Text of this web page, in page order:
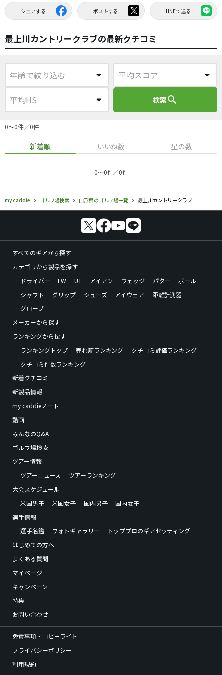
シェアする ポストする LINEで送る
最上川カントリークラブの最新クチコミ
検索search
0〜0件／0件
新着順 いいね数 星の数
0〜0件／0件
my caddie ゴルフ場検索 山形県のゴルフ場一覧 最上川カントリークラブ
すべてのギアから探す
カテゴリから製品を探す
ドライバー
FW UT アイアン ウェッジ パター
ボール
シャフト
グリップ シューズ アイウェア
距離計測器
グローブ
メーカーから探す
ランキングから探す
ランキングトップ
売れ筋ランキング
クチコミ評価ランキング
クチコミ件数ランキング
新着クチコミ
新製品情報
my caddieノート
動画
みんなのQ&A
ゴルフ場検索
ツアー情報
ツアーニュース
ツアーランキング
大会スケジュール
米国男子
米国女子 国内男子
国内女子
選手情報
選手名鑑
フォトギャラリー
トッププロのギアセッティング
はじめての方へ
よくある質問
マイページ
キャンペーン
特集
お問い合わせ
免責事項・コピーライト
プライバシーポリシー
利用規約